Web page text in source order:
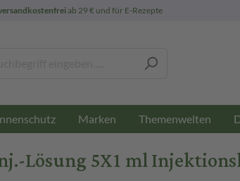
ab 29 € und für E-Rezepte
Marken Themenwelten
Lösung 5X1 ml